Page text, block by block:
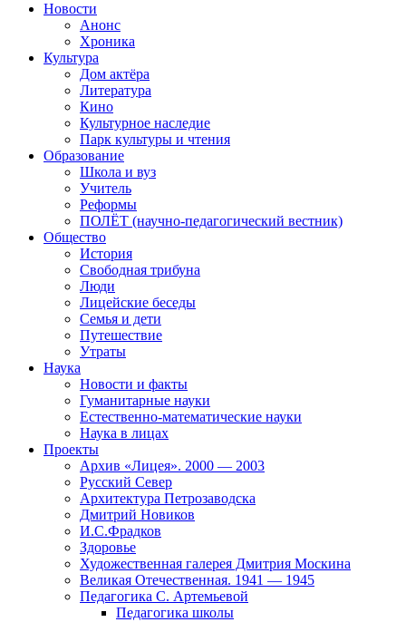
Новости
Анонс
Хроника
Культура
Дом актёра
Литература
Кино
Культурное наследие
Парк культуры и чтения
Образование
Школа и вуз
Учитель
Реформы
ПОЛЁТ (научно-педагогический вестник)
Общество
История
Свободная трибуна
Люди
Лицейские беседы
Семья и дети
Путешествие
Утраты
Наука
Новости и факты
Гуманитарные науки
Естественно-математические науки
Наука в лицах
Проекты
Архив «Лицея». 2000 — 2003
Русский Север
Архитектура Петрозаводска
Дмитрий Новиков
И.С.Фрадков
Здоровье
Художественная галерея Дмитрия Москина
Великая Отечественная. 1941 — 1945
Педагогика С. Артемьевой
Педагогика школы